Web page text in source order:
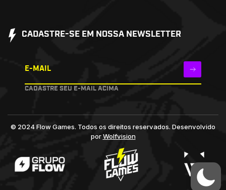
CADASTRE-SE EM NOSSA NEWSLETTER
E-MAIL
CADASTRE SEU E-MAIL ACIMA
© 2024 Flow Games. Todos os direitos reservados. Desenvolvido
porWolfvision